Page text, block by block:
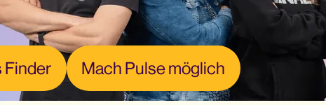
Finder Mach Pulse möglich